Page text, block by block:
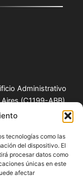
tecnologías como las
del dispositivo. El
procesar datos como
únicas en este
afectar
Administrativo
(C1199-ABB),